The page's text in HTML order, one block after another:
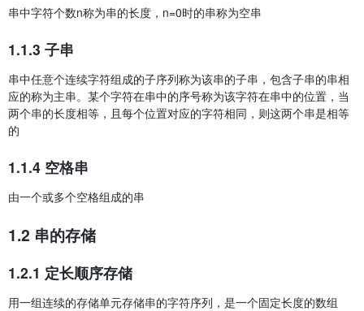
串中字符个数n称为串的长度，n=0时的串称为空串
1.1.3 子串
串中任意个连续字符组成的子序列称为该串的子串，包含子串的串相
应的称为主串。某个字符在串中的序号称为该字符在串中的位置，当
两个串的长度相等，且每个位置对应的字符相同，则这两个串是相等
的
1.1.4 空格串
由一个或多个空格组成的串
1.2 串的存储
1.2.1 定长顺序存储
用一组连续的存储单元存储串的字符序列，是一个固定长度的数组